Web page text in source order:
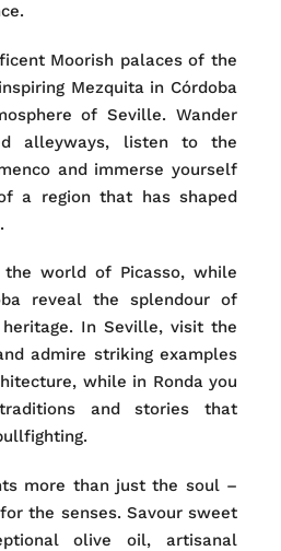
Moorish palaces of the
Mezquita in Córdoba
of Seville. Wander
alleyways, listen to the
and immerse yourself
a region that has shaped
the world of Picasso, while
reveal the splendour of
heritage. In Seville, visit the
admire striking examples
while in Ronda you
and stories that
more than just the soul –
the senses. Savour sweet
olive oil, artisanal